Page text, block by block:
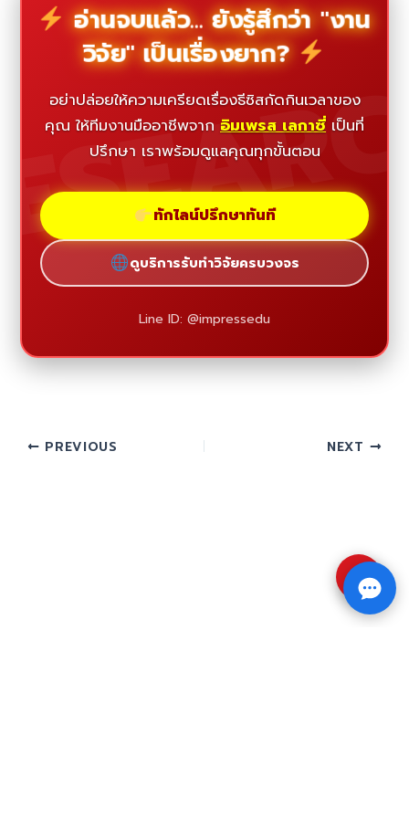
อ่านจบแล้ว... ยังรู้สึกว่า "งาน
วิจัย" เป็นเรื่องยาก?
อย่าปล่อยให้ความเครียดเรื่องธีซิสกัดกินเวลาของ
คุณ ให้ทีมงานมืออาชีพจาก อิมเพรส เลกาซี่ เป็นที่
ปรึกษา เราพร้อมดูแลคุณทุกขั้นตอน
ทักไลน์ปรึกษาทันที
ดูบริการรับทำวิจัยครบวงจร
Line ID: @impressedu
PREVIOUS NEXT
⇧